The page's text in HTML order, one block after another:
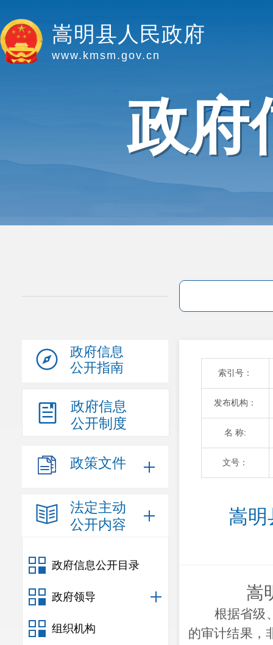
嵩明县人民政府
www.kmsm.gov.cn
政府
政府信息
公开指南
政府信息
公开制度
政策文件
法定主动
公开内容
政府信息公开目录
政府领导
组织机构
索引号：
发布机构：
名 称:
文号：
嵩明
嵩
根据省级
的审计结果，